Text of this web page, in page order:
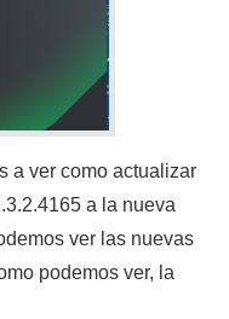
a ver como actualizar
a la nueva
ver las nuevas
podemos ver, la